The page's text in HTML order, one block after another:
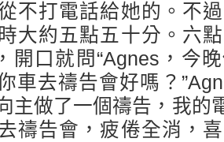
不打電話給她的。不
大約五點五十分。六
開口就問“Agnes，今
車去禱告會好嗎？
主做了一個禱告，我的
禱告會，疲倦全消，